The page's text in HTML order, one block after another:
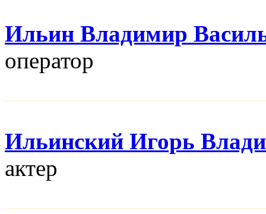
Ильин Владимир
оператор
Ильинский Игорь
актер